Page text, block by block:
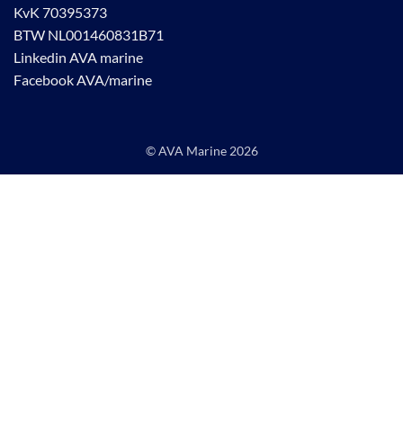
KvK 70395373
BTW NL001460831B71
Linkedin AVA marine
Facebook AVA/marine
© AVA Marine 2026